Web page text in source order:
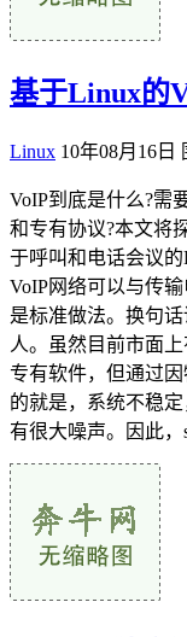
基于Linux的
Linux 10年08月16日
VoIP到底是什么?需
和专有协议?本文将
于呼叫和电话会议的
VoIP网络可以与传
是标准做法。换句
人。虽然目前市面
专有软件，但通过
的就是，系统不稳
有很大噪声。因此